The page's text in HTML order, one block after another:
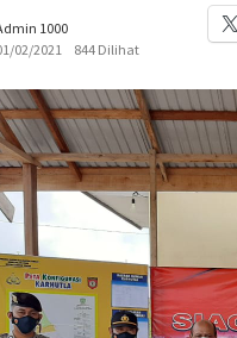
1000
02/2021
844 Dilihat